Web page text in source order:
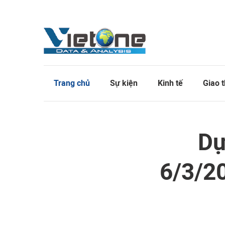
Trang chủ Sự kiện Kinh tế Giao
6/3/